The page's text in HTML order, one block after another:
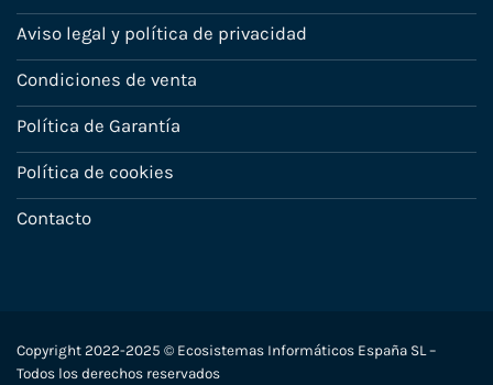
Aviso legal y política de privacidad
Condiciones de venta
Política de Garantía
Política de cookies
Contacto
Copyright 2022-2025 © Ecosistemas Informáticos España SL –
Todos los derechos reservados